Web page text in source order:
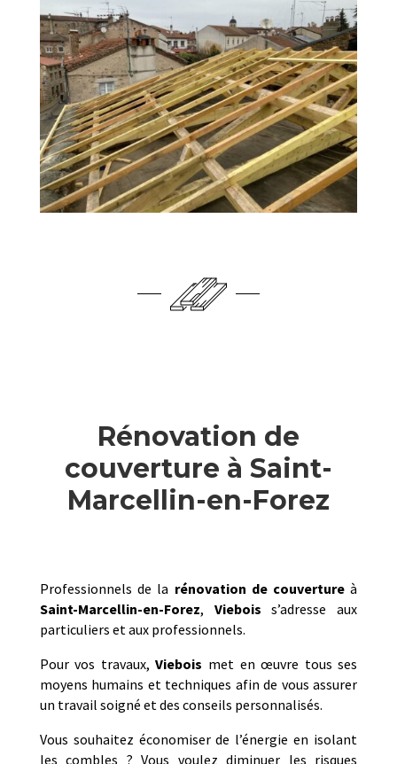
Rénovation de
couverture à Saint-
Marcellin-en-Forez
Professionnels de la rénovation de couvertureà
Saint-Marcellin-en-Forez, Viebois s’adresse aux
particuliers et aux professionnels.
Pour vos travaux,Viebois met en œuvre tous ses
moyens humains et techniques afin de vous assurer
un travail soigné et des conseils personnalisés.
Vous souhaitez économiser de l’énergie en isolant
les combles ? Vous voulez diminuer les risques